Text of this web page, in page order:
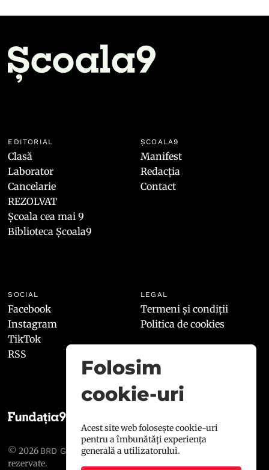
EDITORIAL
Clasă
Laborator
Cancelarie
REZOLVAT
Școala cea mai 9
Biblioteca Școala9
ȘCOALA9
Manifest
Redacția
Contact
SOCIAL
Facebook
Instagram
TikTok
RSS
LEGAL
Termeni și condiții
Politica de cookies
© 2026 BRD GROUPE SOCIÉTÉ GÉNÉRALE
rezervate.
Folosim
cookie-uri
Acest site web folosește cookie-uri
pentru a îmbunătăți experiența
generală a utilizatorului.